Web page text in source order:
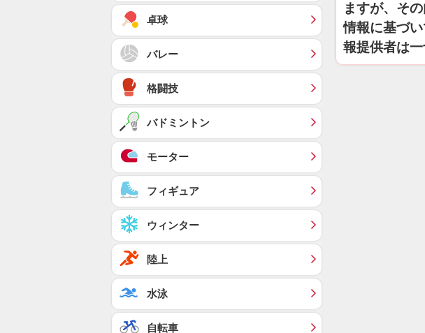
ますが、そ
情報に基づ
報提供者は一
卓球
バレー
格闘技
バドミントン
モーター
フィギュア
ウィンター
陸上
水泳
自転車